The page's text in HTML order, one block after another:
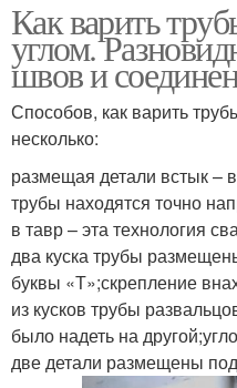
Как варить
углом.
швов и
Способов, как варить
несколько:
размещая детали встык –
трубы находятся точно
в тавр – эта технология
два куска трубы
буквы «Т»;скрепление
из кусков трубы
было надеть на
две детали размещены